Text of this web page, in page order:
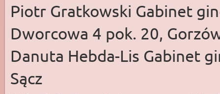
Piotr Gratkowski Gabinet
Dworcowa 4 pok. 20,
Danuta Hebda-Lis Gabinet
Sącz